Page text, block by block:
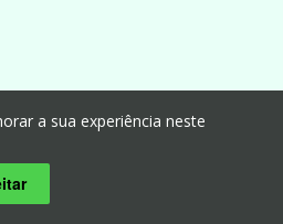
a sua experiência neste